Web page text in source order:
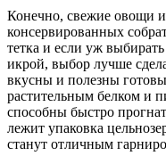
Конечно, свежие овощи
консервированных
тетка и если уж
икрой, выбор лучше
вкусны и полезны
растительным белком и
способны быстро
лежит упаковка
станут отличным